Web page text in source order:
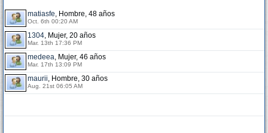
matiasfe, Hombre, 48 años
Oct. 6th 00:20 AM
1304, Mujer, 20 años
Mar. 13th 17:36 PM
medeea, Mujer, 46 años
Mar. 17th 13:09 PM
maurii, Hombre, 30 años
Aug. 21st 06:05 AM